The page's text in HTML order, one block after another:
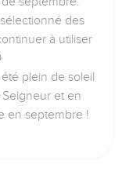
des
à utiliser
plein de soleil
et en
en septembre !